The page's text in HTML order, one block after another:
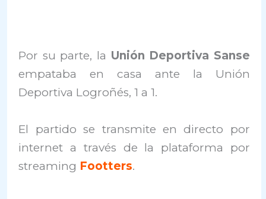
Por su parte, la Unión Deportiva Sanse
empataba en casa ante la Unión
Deportiva Logroñés, 1 a 1.
El partido se transmite en directo por
internet a través de la plataforma por
streaming Footters.